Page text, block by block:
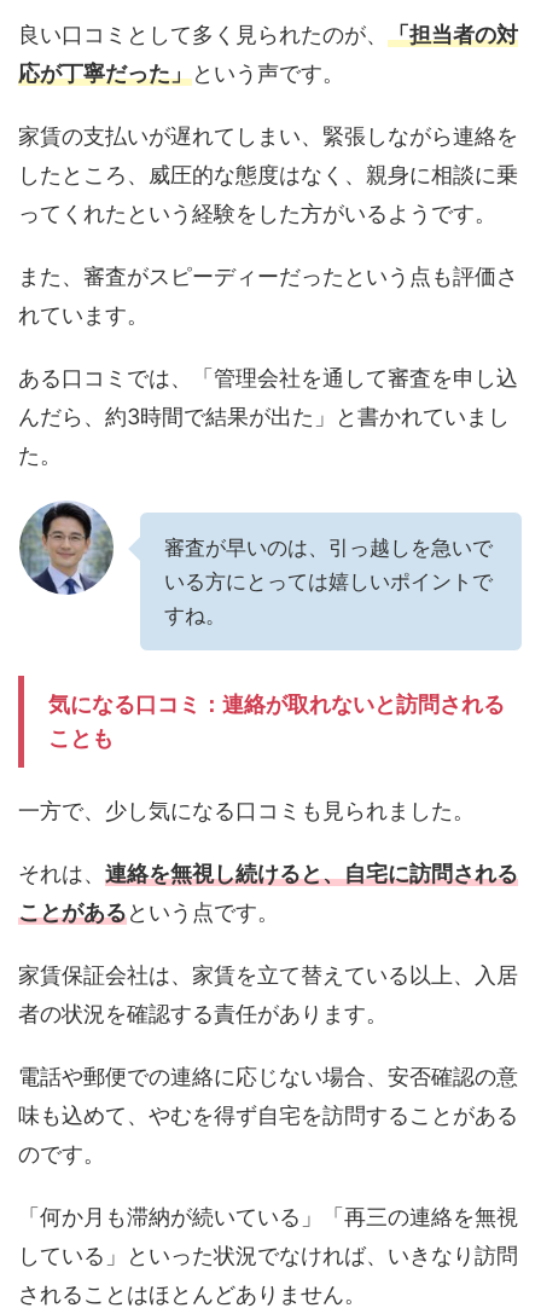
良い口コミとして多く見られたのが、 「担当者の対
応が丁寧だった」という声です。
家賃の支払いが遅れてしまい、緊張しながら連絡を
したところ、威圧的な態度はなく、親身に相談に乗
ってくれたという経験をした方がいるようです。
また、審査がスピーディーだったという点も評価さ
れています。
ある口コミでは、「管理会社を通して審査を申し込
んだら、約3時間で結果が出た」と書かれていまし
た。
審査が早いのは、引っ越しを急いで
いる方にとっては嬉しいポイントで
すね。
気になる口コミ：連絡が取れないと訪問される
ことも
一方で、少し気になる口コミも見られました。
それは、 連絡を無視し続けると、自宅に訪問される
ことがあるという点です。
家賃保証会社は、家賃を立て替えている以上、入居
者の状況を確認する責任があります。
電話や郵便での連絡に応じない場合、安否確認の意
味も込めて、やむを得ず自宅を訪問することがある
のです。
「何か月も滞納が続いている」「再三の連絡を無視
している」といった状況でなければ、いきなり訪問
されることはほとんどありません。